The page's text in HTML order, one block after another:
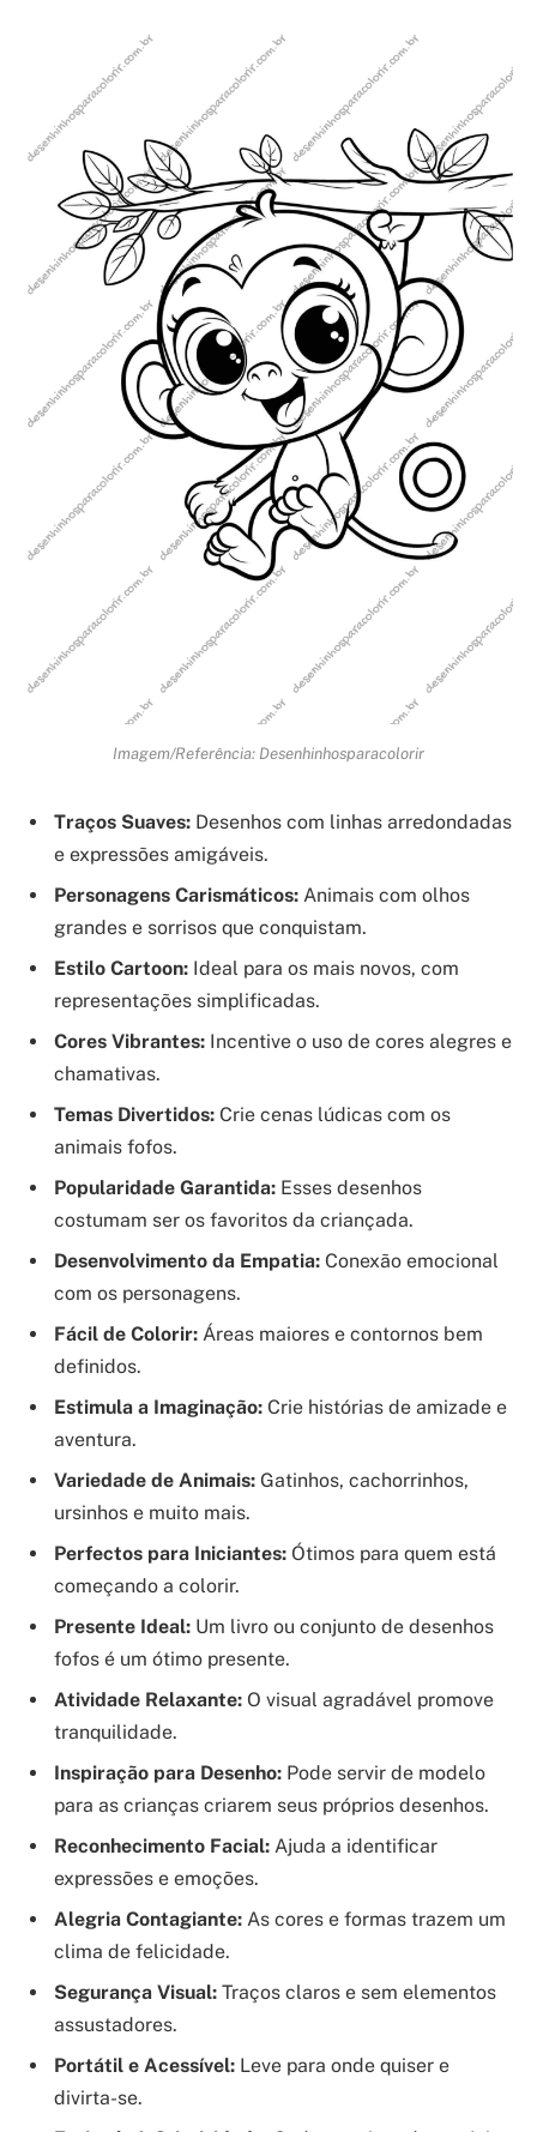
Imagem/Referência: Desenhinhosparacolorir
Traços Suaves: Desenhos com linhas arredondadas
e expressões amigáveis.
Personagens Carismáticos: Animais com olhos
grandes e sorrisos que conquistam.
Estilo Cartoon: Ideal para os mais novos, com
representações simplificadas.
Cores Vibrantes: Incentive o uso de cores alegres e
chamativas.
Temas Divertidos: Crie cenas lúdicas com os
animais fofos.
Popularidade Garantida: Esses desenhos
costumam ser os favoritos da criançada.
Desenvolvimento da Empatia: Conexão emocional
com os personagens.
Fácil de Colorir: Áreas maiores e contornos bem
definidos.
Estimula a Imaginação: Crie histórias de amizade e
aventura.
Variedade de Animais: Gatinhos, cachorrinhos,
ursinhos e muito mais.
Perfectos para Iniciantes: Ótimos para quem está
começando a colorir.
Presente Ideal: Um livro ou conjunto de desenhos
fofos é um ótimo presente.
Atividade Relaxante: O visual agradável promove
tranquilidade.
Inspiração para Desenho: Pode servir de modelo
para as crianças criarem seus próprios desenhos.
Reconhecimento Facial: Ajuda a identificar
expressões e emoções.
Alegria Contagiante: As cores e formas trazem um
clima de felicidade.
Segurança Visual: Traços claros e sem elementos
assustadores.
Portátil e Acessível: Leve para onde quiser e
divirta-se.